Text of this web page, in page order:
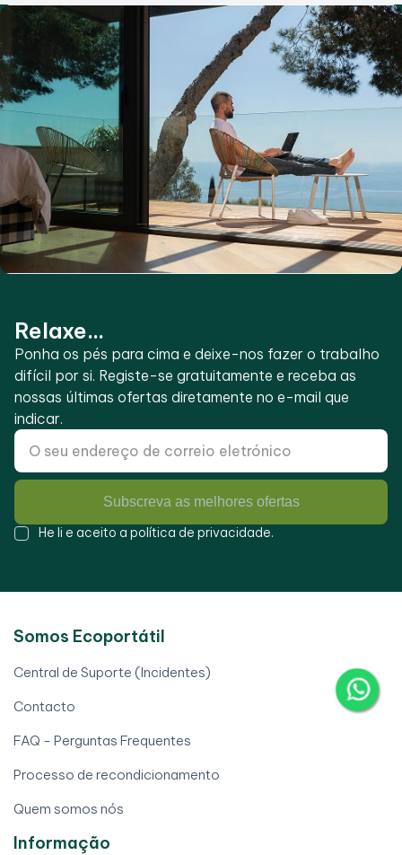
Relaxe...
Ponha os pés para cima e deixe-nos fazer o trabalho
difícil por si. Registe-se gratuitamente e receba as
nossas últimas ofertas diretamente no e-mail que
indicar.
Subscreva as melhores ofertas
He li e aceito a política de privacidade.
Somos Ecoportátil
Central de Suporte (Incidentes)
Contacto
FAQ - Perguntas Frequentes
Processo de recondicionamento
Quem somos nós
Informação